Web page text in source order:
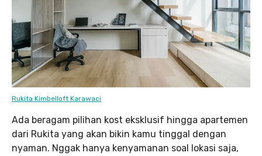
Rukita Kimbelloft Karawaci
Ada beragam pilihan kost eksklusif hingga apartemen
dari Rukita yang akan bikin kamu tinggal dengan
nyaman. Nggak hanya kenyamanan soal lokasi saja,